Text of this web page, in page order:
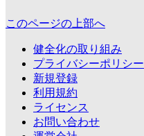
このページの上部へ
健全化の取り組み
プライバシーポリシー
新規登録
利用規約
ライセンス
お問い合わせ